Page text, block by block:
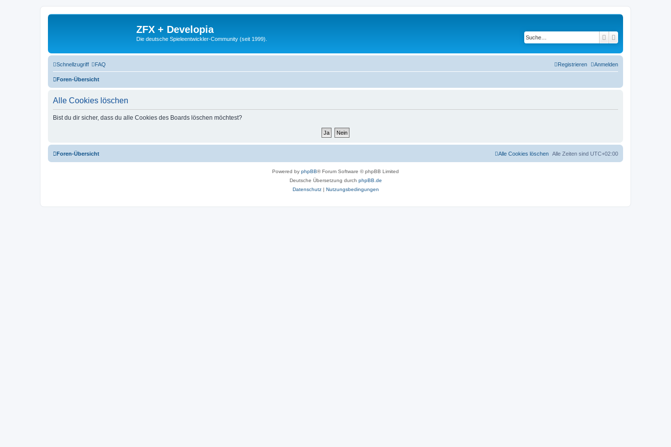
ZFX + Developia
Die deutsche Spieleentwickler-Community (seit 1999). Suche
Schnellzugriff FAQ Anmelden
Registrieren
Foren-Übersicht
Alle Cookies löschen
Bist du dir sicher, dass du alle Cookies des Boards löschen möchtest?
Foren-Übersicht Alle Zeiten sind UTC+02:00
Alle Cookies löschen
Powered by phpBB® Forum Software © phpBB Limited
Deutsche Übersetzung durch phpBB.de
Datenschutz| Nutzungsbedingungen